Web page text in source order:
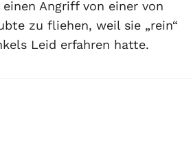
Angriff von einer von
zu fliehen, weil sie „rein“
Leid erfahren hatte.